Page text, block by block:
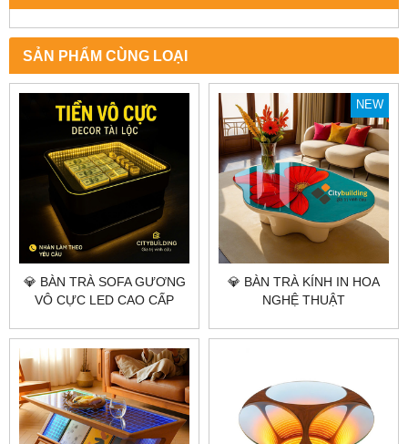
SẢN PHẨM CÙNG LOẠI
💎 BÀN TRÀ SOFA GƯƠNG
VÔ CỰC LED CAO CẤP
CHIỀU SÂU ÁNH SÁNG
SANG TRỌNG
NEW
💎 BÀN TRÀ KÍNH IN HOA
NGHỆ THUẬT
MẶT KÍNH HỌA TIẾT 3D